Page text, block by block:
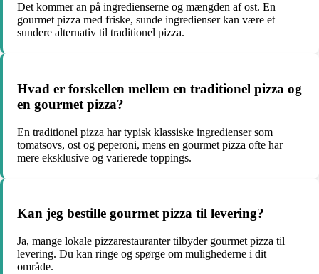
Det kommer an på ingredienserne og mængden af ost. En
gourmet pizza med friske, sunde ingredienser kan være et
sundere alternativ til traditionel pizza.
Hvad er forskellen mellem en traditionel pizza og
en gourmet pizza?
En traditionel pizza har typisk klassiske ingredienser som
tomatsovs, ost og peperoni, mens en gourmet pizza ofte har
mere eksklusive og varierede toppings.
Kan jeg bestille gourmet pizza til levering?
Ja, mange lokale pizzarestauranter tilbyder gourmet pizza til
levering. Du kan ringe og spørge om mulighederne i dit
område.